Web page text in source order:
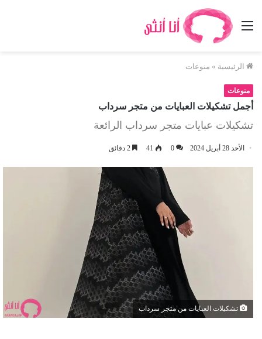
القائمة
الرئيسية » منوعات
منوعات
أجمل تشكيلات العبايات من متجر سرداب
تشكيلات عبايات متجر سرداب الرائعة
الأحد 28 أبريل 2024 0
41
تشكيلات العبايات من متجر سرداب